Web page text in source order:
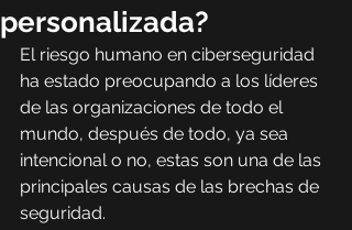
personalizada?
El riesgo humano en ciberseguridad
ha estado preocupando a los líderes
de las organizaciones de todo el
mundo, después de todo, ya sea
intencional o no, estas son una de las
principales causas de las brechas de
seguridad.